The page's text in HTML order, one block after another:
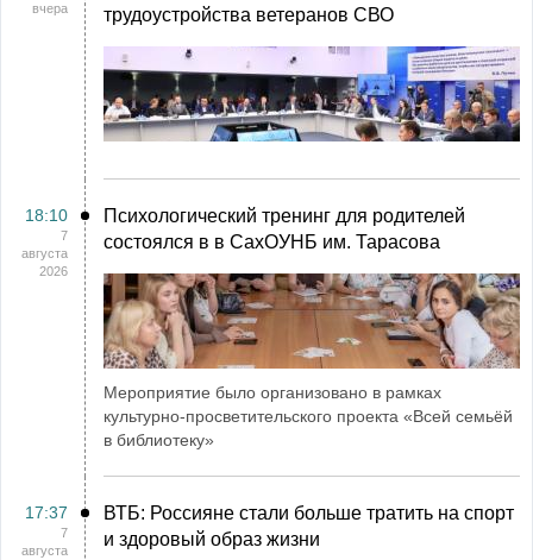
вчера
трудоустройства ветеранов СВО
18:10
7
августа
2026
Психологический тренинг для родителей
состоялся в в СахОУНБ им. Тарасова
Мероприятие было организовано в рамках
культурно-просветительского проекта «Всей семьёй
в библиотеку»
17:37
7
августа
ВТБ: Россияне стали больше тратить на спорт
и здоровый образ жизни